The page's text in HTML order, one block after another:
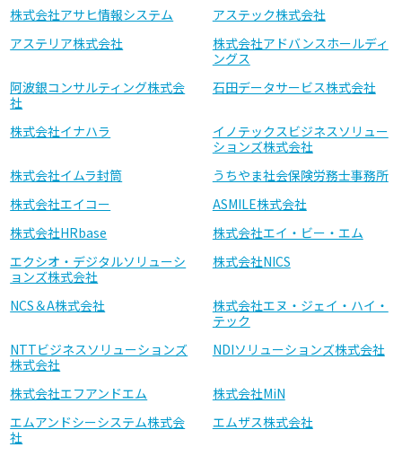
株式会社アサヒ情報システム
アステック株式会社
アステリア株式会社
株式会社アドバンスホールディ
ングス
阿波銀コンサルティング株式会
社
石田データサービス株式会社
株式会社イナハラ
イノテックスビジネスソリュー
ションズ株式会社
株式会社イムラ封筒
うちやま社会保険労務士事務所
株式会社エイコー
ASMILE株式会社
株式会社HRbase
株式会社エイ・ビー・エム
エクシオ・デジタルソリューシ
ョンズ株式会社
株式会社NICS
NCS＆A株式会社
株式会社エヌ・ジェイ・ハイ・
テック
NTTビジネスソリューションズ
株式会社
NDIソリューションズ株式会社
株式会社エフアンドエム
株式会社MiN
エムアンドシーシステム株式会
社
エムザス株式会社